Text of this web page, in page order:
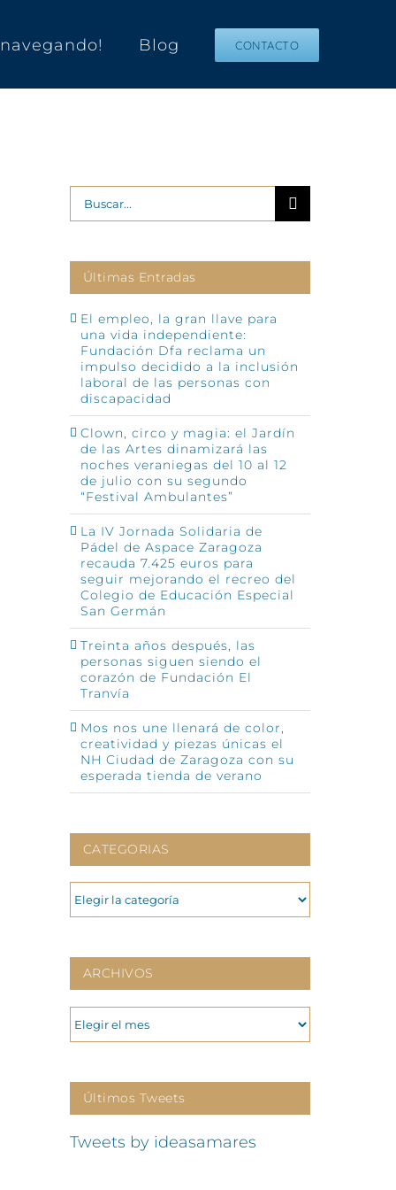
navegando! Blog CONTACTO
Buscar:
Últimas Entradas
El empleo, la gran llave para
una vida independiente:
Fundación Dfa reclama un
impulso decidido a la inclusión
laboral de las personas con
discapacidad
Clown, circo y magia: el Jardín
de las Artes dinamizará las
noches veraniegas del 10 al 12
de julio con su segundo
“Festival Ambulantes”
La IV Jornada Solidaria de
Pádel de Aspace Zaragoza
recauda 7.425 euros para
seguir mejorando el recreo del
Colegio de Educación Especial
San Germán
Treinta años después, las
personas siguen siendo el
corazón de Fundación El
Tranvía
Mos nos une llenará de color,
creatividad y piezas únicas el
NH Ciudad de Zaragoza con su
esperada tienda de verano
CATEGORIAS
CATEGORIAS
ARCHIVOS
ARCHIVOS
Últimos Tweets
Tweets by ideasamares